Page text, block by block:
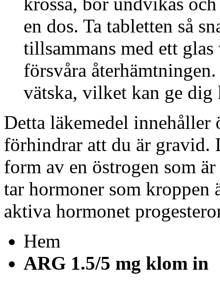
en dos. Ta tabletten så
tillsammans med ett
försvåra
vätska, vilket kan ge
Detta läkemedel innehåller
förhindrar att du är gravid.
form av en östrogen som
tar hormoner som kroppen
aktiva hormonet
Hem
ARG 1.5/5 mg klom in